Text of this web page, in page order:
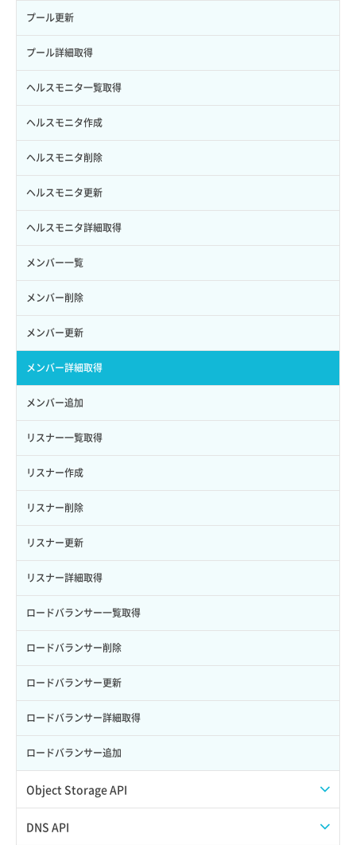
サブユーザー削除
サブユーザー更新
サブユーザー詳細取得
トークン発行
パーミッション一覧取得
ロールからパーミッションを紐づけ解除
ロールにパーミッションを紐づけ
ロール一覧取得
ロール作成
ロール削除
ロール更新
ロール詳細取得
イメージ削除
イメージ詳細取得
アタッチ済みポート一覧取得
アタッチ済みポート詳細取得
アタッチ済みボリューム一覧
アタッチ済みボリューム詳細取得
コンソールURL発行
サーバーに紐づくアドレス取得
サーバーに紐づくアドレス取得（ネットワーク指定）
サーバーに紐づくセキュリティグループ取得
サーバープラン一覧取得
サーバープラン変更
サーバープラン詳細一覧取得
サーバープラン詳細取得
サーバーメタデータ取得
サーバーメタデータ更新（ネームタグ変更）
サーバー一覧取得
サーバー作成
サーバー再構築（OS再インストール）
サーバー利用状況グラフ（CPU）
サーバー利用状況グラフ（ディスクIO）
サーバー利用状況グラフ（トラフィック）
サーバー削除
サーバー操作（起動/停止/再起動/強制停止）
サーバー設定切替
サブネット削除（ローカルネットワーク用）
サブネット詳細取得
セキュリティグループ ルール一覧取得
セキュリティグループ ルール作成
セキュリティグループ ルール削除
セキュリティグループ ルール詳細取得
セキュリティグループ一覧取得
セキュリティグループ作成
セキュリティグループ削除
セキュリティグループ更新
セキュリティグループ詳細取得
ネットワーク一覧取得
ネットワーク作成（ローカルネットワーク用）
ネットワーク削除（ローカルネットワーク用）
ネットワーク詳細取得
ポート一覧取得
ポート作成（ローカルネットワーク用）
ポート作成（追加IP用）
ポート削除
ポート更新
ポート詳細取得
プール更新
プール詳細取得
ヘルスモニタ一覧取得
ヘルスモニタ作成
ヘルスモニタ削除
ヘルスモニタ更新
ヘルスモニタ詳細取得
メンバー一覧
メンバー削除
メンバー更新
メンバー詳細取得
メンバー追加
リスナー一覧取得
リスナー作成
リスナー削除
リスナー更新
リスナー詳細取得
ロードバランサー一覧取得
ロードバランサー削除
ロードバランサー更新
ロードバランサー詳細取得
ロードバランサー追加
Object Storage API
Web公開
DNS API